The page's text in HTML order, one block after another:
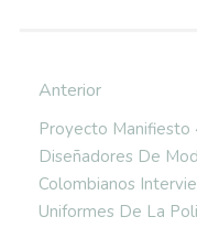
Anterior
Proyecto Manifiesto
Diseñadores De
Colombianos
Uniformes De La